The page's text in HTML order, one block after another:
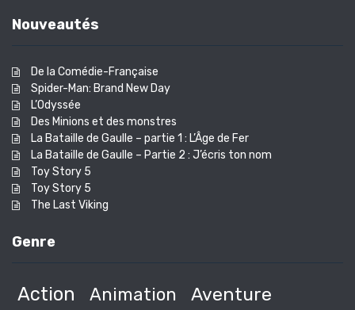
Nouveautés
De la Comédie-Française
Spider-Man: Brand New Day
L’Odyssée
Des Minions et des monstres
La Bataille de Gaulle – partie 1 : L’Âge de Fer
La Bataille de Gaulle – Partie 2 : J’écris ton nom
Toy Story 5
Toy Story 5
The Last Viking
Genre
Action Animation Aventure